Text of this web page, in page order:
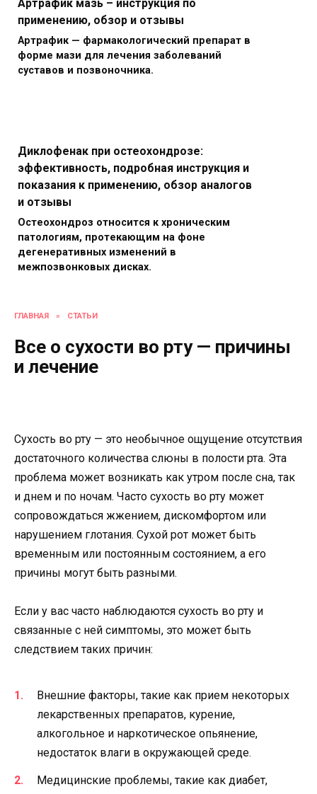
ГЛАВНАЯ » СТАТЬИ
Все о сухости во рту — причины
и лечение
Сухость во рту — это необычное ощущение отсутствия
достаточного количества слюны в полости рта. Эта
проблема может возникать как утром после сна, так
и днем и по ночам. Часто сухость во рту может
сопровождаться жжением, дискомфортом или
нарушением глотания. Сухой рот может быть
временным или постоянным состоянием, а его
причины могут быть разными.
Если у вас часто наблюдаются сухость во рту и
связанные с ней симптомы, это может быть
следствием таких причин:
Внешние факторы, такие как прием некоторых
лекарственных препаратов, курение,
алкогольное и наркотическое опьянение,
недостаток влаги в окружающей среде.
Медицинские проблемы, такие как диабет,
применению, обзор и отзывы
Артрафик — фармакологический препарат в
форме мази для лечения заболеваний
суставов и позвоночника.
Диклофенак при остеохондрозе:
эффективность, подробная инструкция и
показания к применению, обзор аналогов
и отзывы
Остеохондроз относится к хроническим
патологиям, протекающим на фоне
дегенеративных изменений в
межпозвонковых дисках.